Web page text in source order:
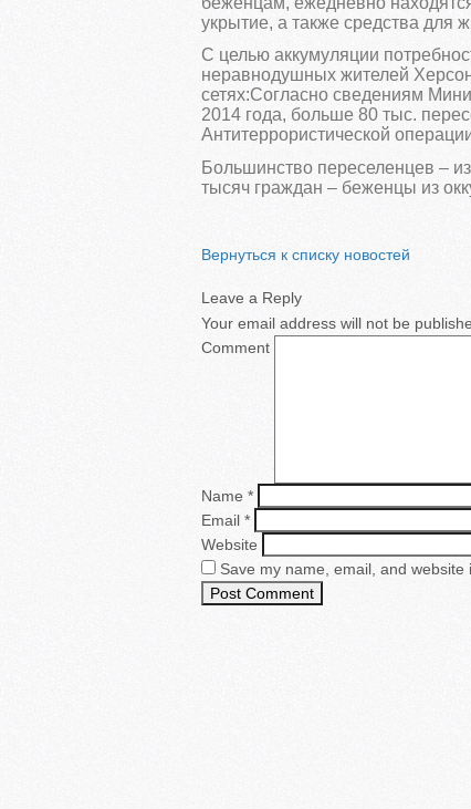
укрытие, а также средства для
С целью аккумуляции
неравнодушных жителей
сетях:Согласно сведениям
2014 года, больше 80 тыс.
Антитеррористической
Большинство переселенцев –
тысяч граждан – беженцы из
Вернуться к списку новостей
Leave a Reply
Your email address will not be
Comment
Name *
Email *
Website
Save my name, email, and